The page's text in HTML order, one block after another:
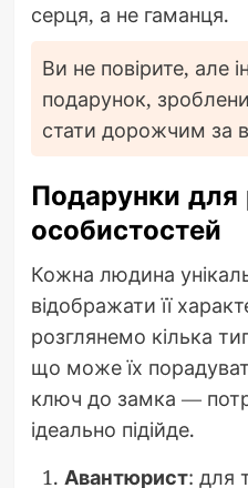
серця, а не гаманця.
Ви не повірите, але
подарунок,
стати дорожчим за
Подарунки для
особистостей
Кожна людина
відображати її
розглянемо кілька
що може їх
ключ до замка —
ідеально підійде.
Авантюрист: для